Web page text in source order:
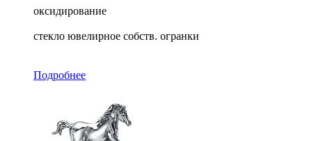
оксидирование
стекло ювелирное собств. огранки
Подробнее